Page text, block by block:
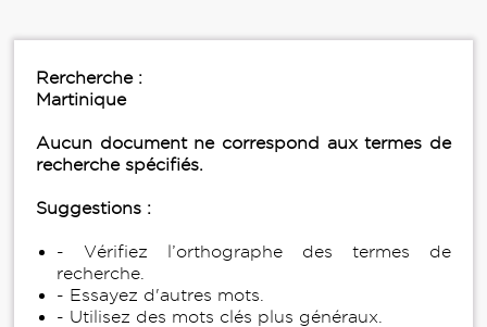
Rercherche :
Martinique
Aucun document ne correspond aux termes de
recherche spécifiés.
Suggestions :
- Vérifiez l’orthographe des termes de
recherche.
- Essayez d'autres mots.
- Utilisez des mots clés plus généraux.